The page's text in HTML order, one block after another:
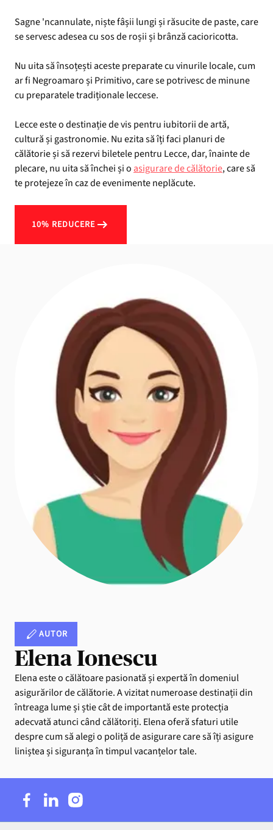
Sagne 'ncannulate, niște fâșii lungi și răsucite de paste, care
se servesc adesea cu sos de roșii și brânză cacioricotta.
Nu uita să însoțești aceste preparate cu vinurile locale, cum
ar fi Negroamaro și Primitivo, care se potrivesc de minune
cu preparatele tradiționale leccese.
Lecce este o destinație de vis pentru iubitorii de artă,
cultură și gastronomie. Nu ezita să îți faci planuri de
călătorie și să rezervi biletele pentru Lecce, dar, înainte de
plecare, nu uita să închei și o asigurare de călătorie, care să
te protejeze în caz de evenimente neplăcute.
10% REDUCERE
AUTOR
Elena Ionescu
Elena este o călătoare pasionată și expertă în domeniul
asigurărilor de călătorie. A vizitat numeroase destinații din
întreaga lume și știe cât de importantă este protecția
adecvată atunci când călătoriți. Elena oferă sfaturi utile
despre cum să alegi o poliță de asigurare care să îți asigure
liniștea și siguranța în timpul vacanțelor tale.